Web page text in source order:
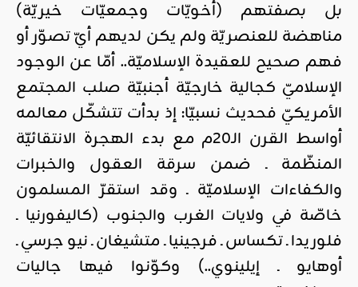
بل بصفتهم (أخويّات وجمعيّات خيريّة)
مناهضة للعنصريّة ولم يكن لديهم أيّ تصوّر أو
فهم صحيح للعقيدة الإسلاميّة.. أمّا عن الوجود
الإسلاميّ كجالية خارجيّة أجنبيّة صلب المجتمع
الأمريكيّ فحديث نسبيّا: إذ بدأت تتشكّل معالمه
أواسط القرن الـ20م مع بدء الهجرة الانتقائيّة
المنظّمة ـ ضمن سرقة العقول والخبرات
والكفاءات الإسلاميّة ـ وقد استقرّ المسلمون
خاصّة في ولايات الغرب والجنوب (كاليفورنيا ـ
فلوريدا ـ تكساس ـ فرجينيا ـ متشيغان ـ نيو جرسي ـ
أوهايو ـ إيلينوي..) وكوّنوا فيها جاليات